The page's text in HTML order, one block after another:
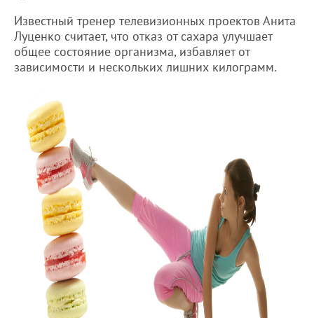
Известный тренер телевизионных проектов Анита
Луценко считает, что отказ от сахара улучшает
общее состояние организма, избавляет от
зависимости и нескольких лишних килограмм.